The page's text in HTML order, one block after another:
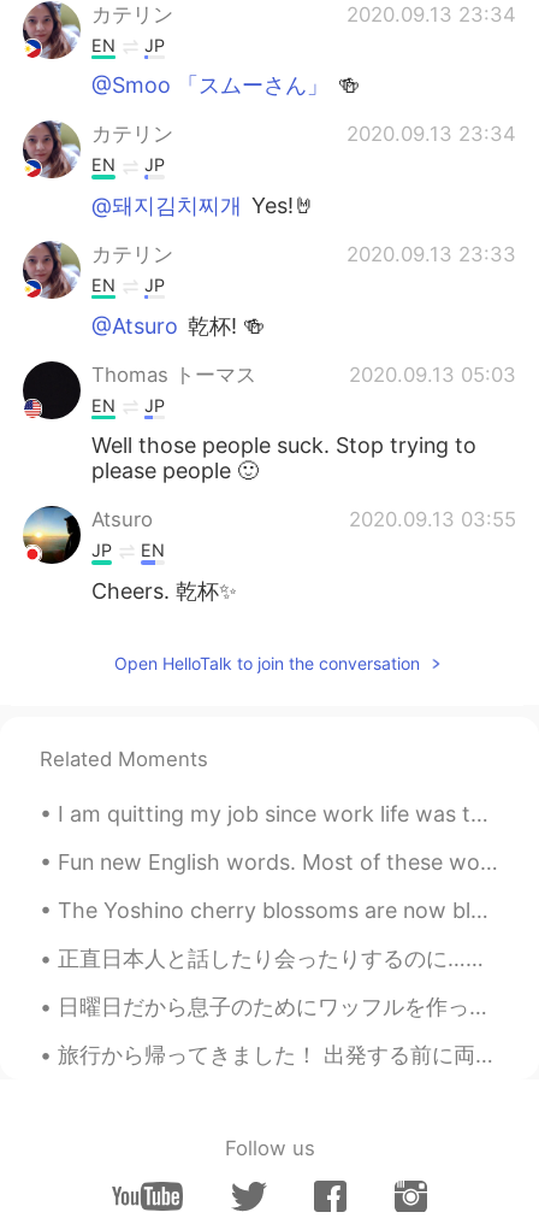
カテリン 2020.09.13 23:34
EN JP
@Smoo 「スムーさん」 🍻
カテリン 2020.09.13 23:34
EN JP
@돼지김치찌개 Yes!🤘
カテリン 2020.09.13 23:33
EN JP
@Atsuro 乾杯! 🍻
Thomas トーマス 2020.09.13 05:03
EN JP
Well those people suck. Stop trying to
please people 🙂
Atsuro 2020.09.13 03:55
JP EN
Cheers. 乾杯✨
Open HelloTalk to join the conversation
Related Moments
I am quitting my job since work life was too hard and about to go on an adventure... 🌎🚘 There is...
Fun new English words. Most of these words won’t be found in most dictionaries so good luck trans...
The Yoshino cherry blossoms are now blooming in Maryland. These trees provide serenity amidst the...
正直日本人と話したり会ったりするのに…飽きたというか、そこによる疲れが溜まってきました。長続きしたいことがほとんとですし、話さなくなったら"やっぱり表層的な関係しか築けることが出来ない"と絶望し...
日曜日だから息子のためにワッフルを作った Today is Sunday, so I made waffles for my son バニラアイスをかけて食べたので、とても嬉しそうと思った H...
旅行から帰ってきました！ 出発する前に両親にネコを預けた。3週間くらい私のネコが犬２匹と猫１匹と暮らしてて、ネコちゃんが恐れをなした😓 。でも旅行から帰ったら、ネコちゃんが両親の犬と猫と仲良く...
Follow us